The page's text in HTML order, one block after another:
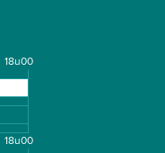
18u00
18u00